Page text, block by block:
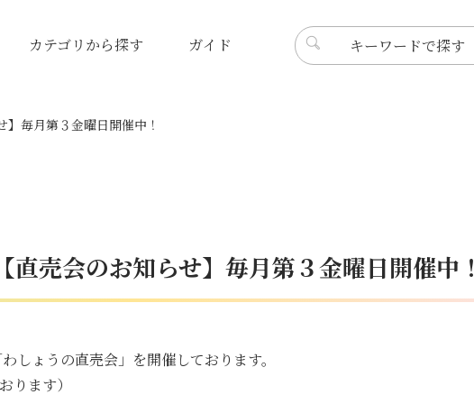
カテゴリから探す ガイド
】毎月第３金曜日開催中！
【直売会のお知らせ】毎月第３金曜日開催中！
しょうの直売会」を開催しております。
ります）